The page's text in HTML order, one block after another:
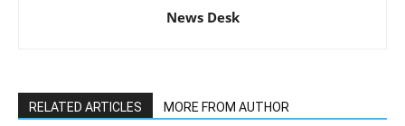
News Desk
RELATED ARTICLES MORE FROM AUTHOR